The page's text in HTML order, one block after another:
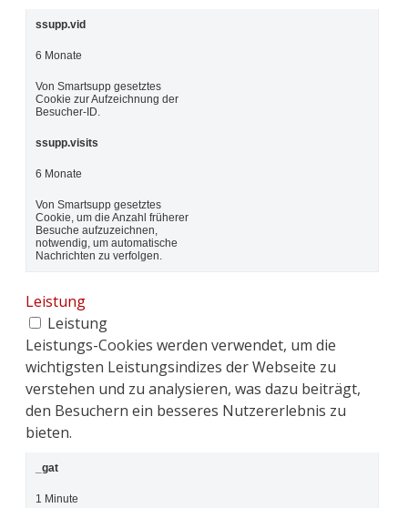
ssupp.vid
6 Monate
Von Smartsupp gesetztes
Cookie zur Aufzeichnung der
Besucher-ID.
ssupp.visits
6 Monate
Von Smartsupp gesetztes
Cookie, um die Anzahl früherer
Besuche aufzuzeichnen,
notwendig, um automatische
Nachrichten zu verfolgen.
Leistung
Leistung
Leistungs-Cookies werden verwendet, um die
wichtigsten Leistungsindizes der Webseite zu
verstehen und zu analysieren, was dazu beiträgt,
den Besuchern ein besseres Nutzererlebnis zu
bieten.
_gat
1 Minute